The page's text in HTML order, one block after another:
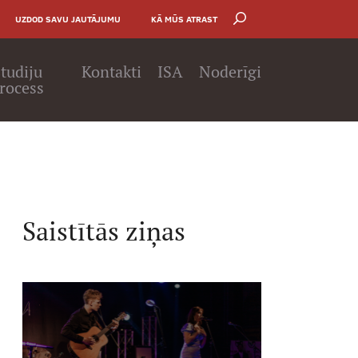
UZDOD SAVU JAUTĀJUMU KĀ MŪS ATRAST
Kontakti ISA Noderīgi
Saistītās ziņas